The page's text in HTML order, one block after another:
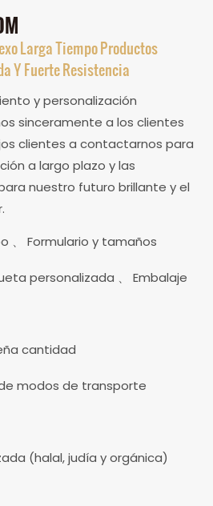
Larga Tiempo Productos
Y Fuerte Resistencia
y personalización
sinceramente a los clientes
clientes a contactarnos para
a largo plazo y las
nuestro futuro brillante y el
、 Formulario y tamaños
personalizada 、 Embalaje
cantidad
modos de transporte
(halal, judía y orgánica)